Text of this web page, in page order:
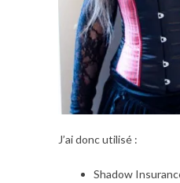
J’ai donc utilisé :
Shadow